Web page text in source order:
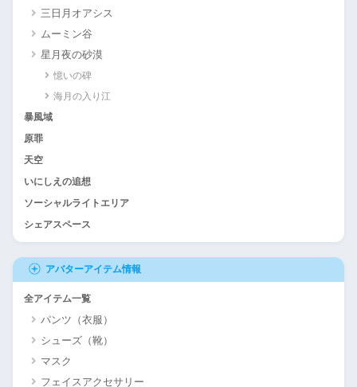
三日月オアシス
ムーミン谷
星月夜の砂漠
憶いの碑
海月の入り江
暴風域
原罪
天空
いにしえの追想
ソーシャルライトエリア
シェアスペース
アバターアイテム情報
全アイテム一覧
パンツ（衣服）
シューズ（靴）
マスク
フェイスアクセサリー